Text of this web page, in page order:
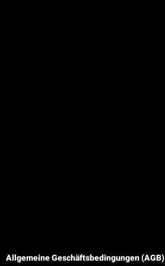
Allgemeine Geschäftsbedingungen (AGB)